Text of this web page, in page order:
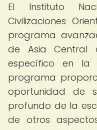
El Instituto
Civilizaciones
programa
de Asia Central
específico en la
programa
oportunidad de
profundo de la
de otros